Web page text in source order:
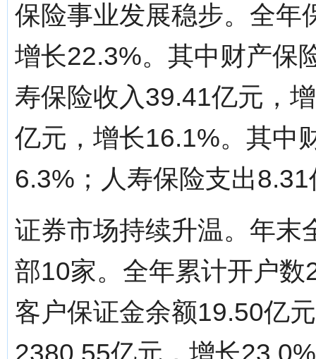
保险事业发展稳步。全年
增长22.3%。其中财产保
寿保险收入39.41亿元，
亿元，增长16.1%。其中
6.3%；人寿保险支出
证券市场持续升温。年末
部10家。全年累计开户
客户保证金余额19.50亿
2380.55亿元，增长